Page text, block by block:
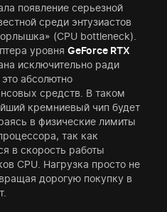
появление серьезной
среди энтузиастов
(CPU bottleneck).
уровня GeForce RTX
исключительно ради
абсолютно
средств. В таком
кремниевый чип будет
в физические лимиты
так как
в скорость работы
CPU. Нагрузка просто не
дорогую покупку в